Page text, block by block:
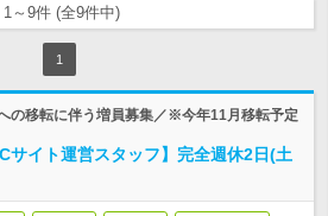
1～9件 (全9件中)
1
の移転に伴う増員募集／※今年11月移転予定
サイト運営スタッフ】完全週休2日(土